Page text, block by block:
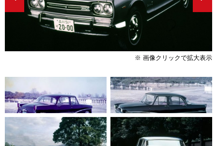
※ 画像クリックで拡大表示